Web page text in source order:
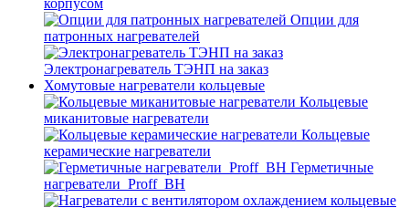
корпусом
Опции для
патронных нагревателей
Электронагреватель ТЭНП на заказ
Хомутовые нагреватели кольцевые
Кольцевые
миканитовые нагреватели
Кольцевые
керамические нагреватели
Герметичные
нагреватели_Proff_BH